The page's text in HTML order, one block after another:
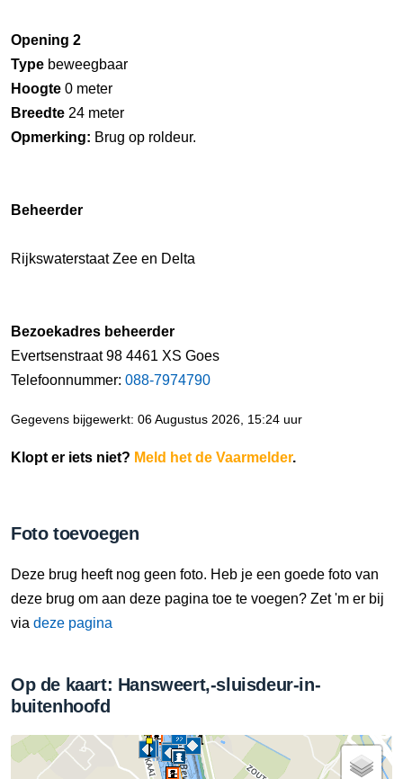
Opening 2
Type beweegbaar
Hoogte 0 meter
Breedte 24 meter
Opmerking: Brug op roldeur.
Beheerder
Rijkswaterstaat Zee en Delta
Bezoekadres beheerder
Evertsenstraat 98 4461 XS Goes
Telefoonnummer: 088-7974790
Gegevens bijgewerkt: 06 Augustus 2026, 15:24 uur
Klopt er iets niet? Meld het de Vaarmelder.
Foto toevoegen
Deze brug heeft nog geen foto. Heb je een goede foto van
deze brug om aan deze pagina toe te voegen? Zet 'm er bij
via deze pagina
Op de kaart: Hansweert,-sluisdeur-in-
buitenhoofd